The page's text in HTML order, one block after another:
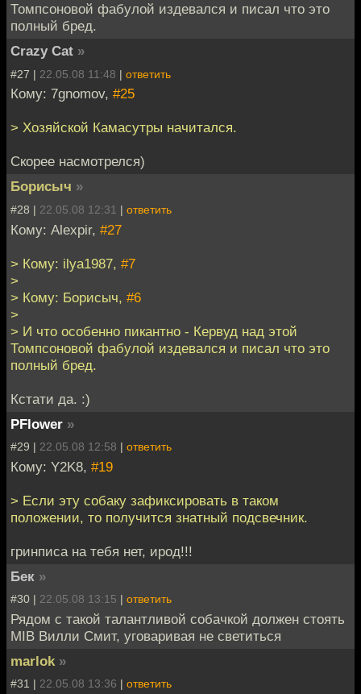
Томпсоновой фабулой издевался и писал что это
полный бред.
Crazy Cat »
#27 | 22.05.08 11:48 | ответить
Кому: 7gnomov, #25
> Хозяйской Камасутры начитался.
Скорее насмотрелся)
Борисыч »
#28 | 22.05.08 12:31 | ответить
Кому: Alexpir, #27
> Кому: ilya1987, #7
>
> Кому: Борисыч, #6
>
> И что особенно пикантно - Кервуд над этой
Томпсоновой фабулой издевался и писал что это
полный бред.
Кстати да. :)
PFlower »
#29 | 22.05.08 12:58 | ответить
Кому: Y2K8, #19
> Если эту собаку зафиксировать в таком
положении, то получится знатный подсвечник.
гринписа на тебя нет, ирод!!!
Бек »
#30 | 22.05.08 13:15 | ответить
Рядом с такой талантливой собачкой должен стоять
MIB Вилли Смит, уговаривая не светиться
marlok »
#31 | 22.05.08 13:36 | ответить